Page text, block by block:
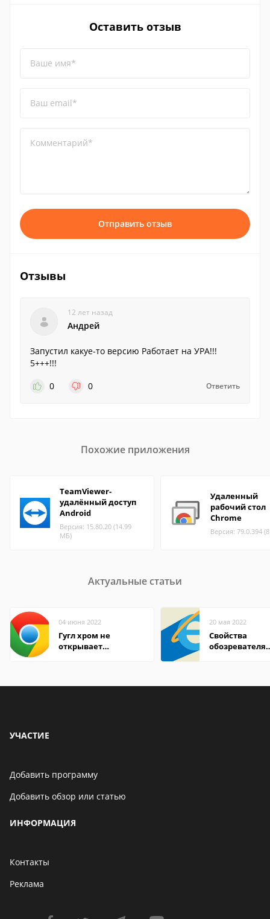
Оставить отзыв
Ваше имя*
Ваш email*
Комментарий*
Отправить отзыв
Отзывы
12 лет назад
Андрей
Запустил какуе-то версию Работает на УРА!!!
5+++!!!
0
0 Ответить
Похожие приложения
TeamViewer-
удалённый доступ
Android
Версия: 15.80.20 (14.99
МБ)
Удаленный
рабочий стол
Chrome
Версия: 79.0.394
Актуальные статьи
04 июня 2022
Гугл хром не
открывает
20 мая 2022
Свойства
обозревателя
УЧАСТИЕ
Добавить программу
Добавить обзор или статью
ИНФОРМАЦИЯ
Контакты
Реклама